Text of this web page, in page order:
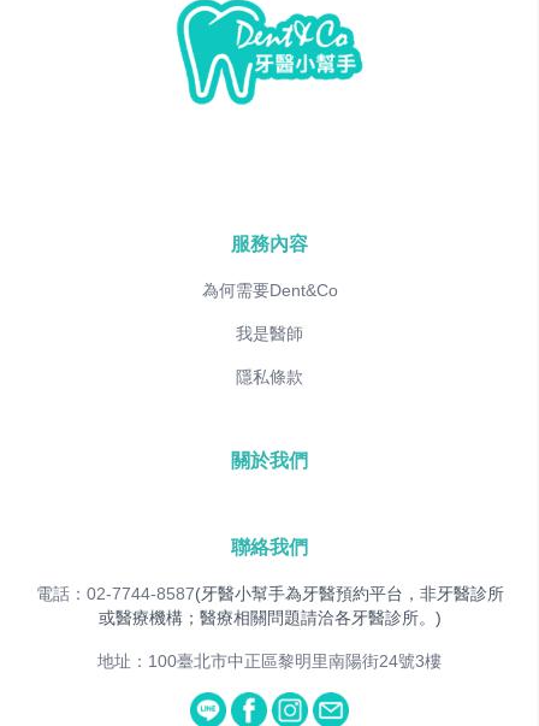
服務內容
為何需要Dent&Co
我是醫師
隱私條款
關於我們
聯絡我們
電話：02-7744-8587(牙醫小幫手為牙醫預約平台，非牙醫診所
或醫療機構；醫療相關問題請洽各牙醫診所。)
地址：100臺北市中正區黎明里南陽街24號3樓